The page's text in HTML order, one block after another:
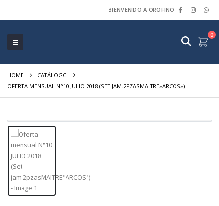
BIENVENIDO A OROFINO
0
HOME
CATÁLOGO
OFERTA MENSUAL N°10 JULIO 2018 (SET JAM.2PZASMAITRE»ARCOS»)